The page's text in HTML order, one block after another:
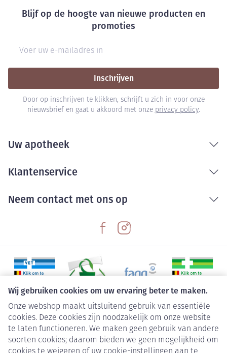
Wij gebruiken cookies om uw ervaring beter te maken.
Onze webshop maakt uitsluitend gebruik van essentiële
cookies. Deze cookies zijn noodzakelijk om onze website
te laten functioneren. We maken geen gebruik van andere
soorten cookies; daarom bieden we geen mogelijkheid om
Blijf op de hoogte van nieuwe producten en
promoties
Inschrijven
Door op inschrijven te klikken, schrijft u zich in voor onze
nieuwsbrief en gaat u akkoord met onze privacy policy.
Uw apotheek
Klantenservice
Neem contact met ons op
Juridische links